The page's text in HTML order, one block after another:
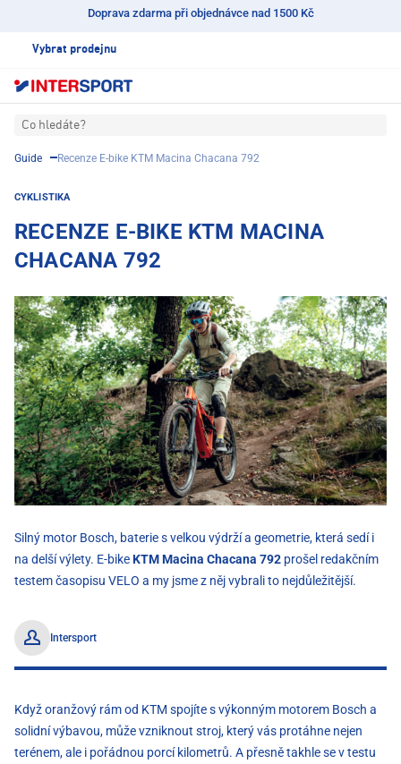
Doprava zdarma při objednávce nad 1500 Kč
Vybrat prodejnu
Co hledáte?
Guide Recenze E-bike KTM Macina Chacana 792
CYKLISTIKA
RECENZE E-BIKE KTM MACINA
CHACANA 792
Silný motor Bosch, baterie s velkou výdrží a geometrie, která sedí i
na delší výlety. E-bikeKTM Macina Chacana 792 prošel redakčním
testem časopisu VELO a my jsme z něj vybrali to nejdůležitější.
Intersport
Když oranžový rám od KTM spojíte s výkonným motorem Bosch a
solidní výbavou, může vzniknout stroj, který vás protáhne nejen
terénem, ale i pořádnou porcí kilometrů. A přesně takhle se v testu